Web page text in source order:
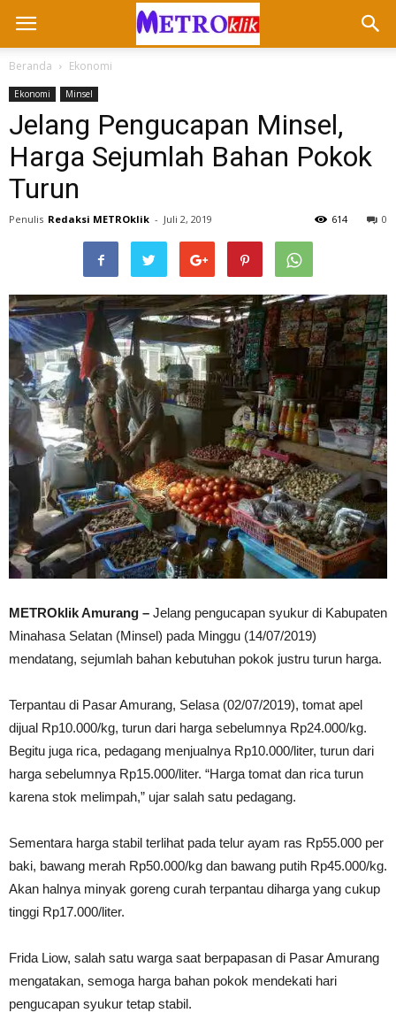
Beranda Ekonomi
Ekonomi Minsel
Jelang Pengucapan Minsel,
Harga Sejumlah Bahan Pokok
Turun
Penulis Redaksi METROklik - Juli 2, 2019 0
614
METROklik Amurang – Jelang pengucapan syukur di Kabupaten
Minahasa Selatan (Minsel) pada Minggu (14/07/2019)
mendatang, sejumlah bahan kebutuhan pokok justru turun harga.
Terpantau di Pasar Amurang, Selasa (02/07/2019), tomat apel
dijual Rp10.000/kg, turun dari harga sebelumnya Rp24.000/kg.
Begitu juga rica, pedagang menjualnya Rp10.000/liter, turun dari
harga sebelumnya Rp15.000/liter. “Harga tomat dan rica turun
karena stok melimpah,” ujar salah satu pedagang.
Sementara harga stabil terlihat pada telur ayam ras Rp55.000 per
baki, bawang merah Rp50.000/kg dan bawang putih Rp45.000/kg.
Akan halnya minyak goreng curah terpantau diharga yang cukup
tinggi Rp17.000/liter.
Frida Liow, salah satu warga saat berpapasan di Pasar Amurang
mengatakan, semoga harga bahan pokok mendekati hari
pengucapan syukur tetap stabil.